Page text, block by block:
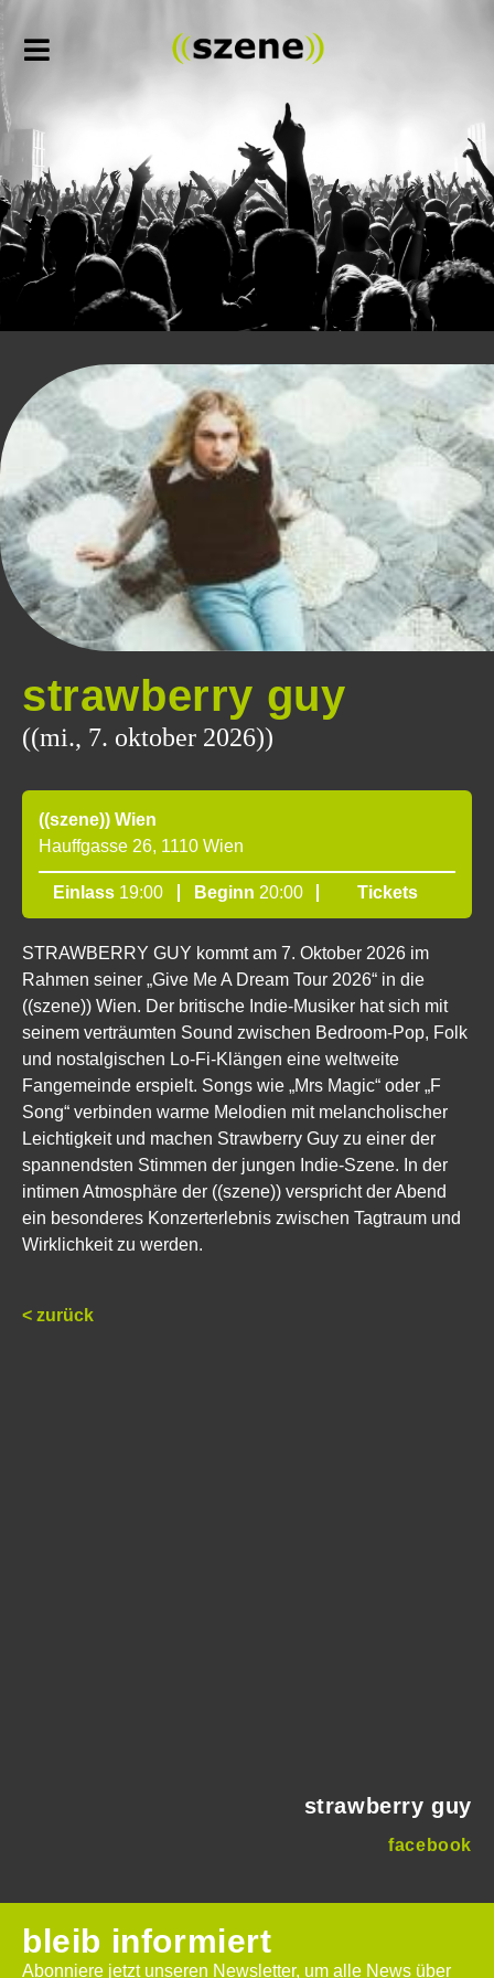
strawberry guy
((mi., 7. oktober 2026))
((szene)) Wien
Hauffgasse 26, 1110 Wien
Einlass 19:00 Beginn 20:00 Tickets
STRAWBERRY GUY kommt am 7. Oktober 2026 im
Rahmen seiner „Give Me A Dream Tour 2026“ in die
((szene)) Wien. Der britische Indie-Musiker hat sich mit
seinem verträumten Sound zwischen Bedroom-Pop, Folk
und nostalgischen Lo-Fi-Klängen eine weltweite
Fangemeinde erspielt. Songs wie „Mrs Magic“ oder „F
Song“ verbinden warme Melodien mit melancholischer
Leichtigkeit und machen Strawberry Guy zu einer der
spannendsten Stimmen der jungen Indie-Szene. In der
intimen Atmosphäre der ((szene)) verspricht der Abend
ein besonderes Konzerterlebnis zwischen Tagtraum und
Wirklichkeit zu werden.
< zurück
strawberry guy
facebook
bleib informiert
Abonniere jetzt unseren Newsletter, um alle News über